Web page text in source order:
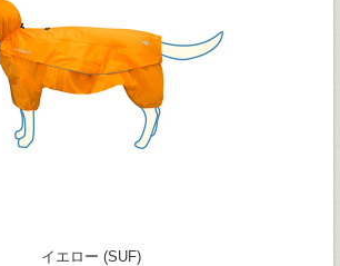
イエロー (SUF)